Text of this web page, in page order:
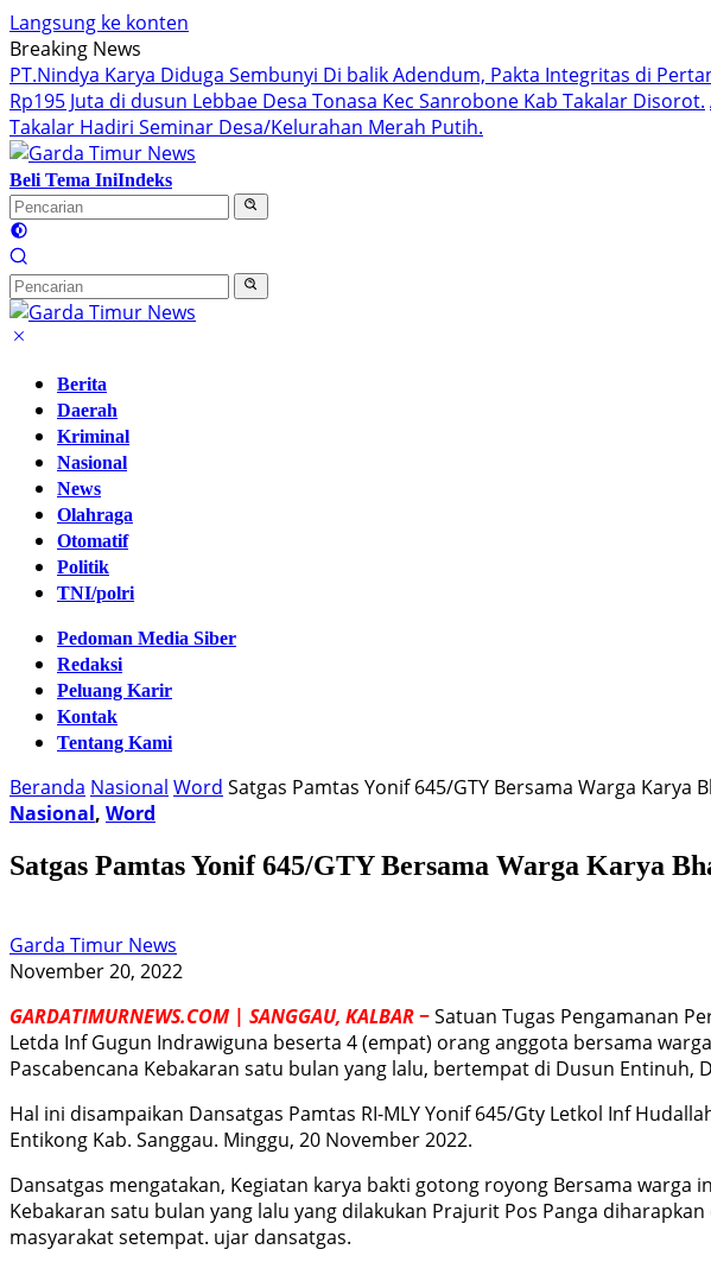
Langsung ke konten
Breaking News
PT.Nindya Karya Diduga Sembunyi Di balik Adendum, Pakta Integritas di
Rp195 Juta di dusun Lebbae Desa Tonasa Kec Sanrobone Kab Takalar Disorot.
Takalar Hadiri Seminar Desa/Kelurahan Merah Putih.
Beli Tema IniIndeks
Berita
Daerah
Kriminal
Nasional
News
Olahraga
Otomatif
Politik
TNI/polri
Pedoman Media Siber
Redaksi
Peluang Karir
Kontak
Tentang Kami
Beranda Nasional Word Satgas Pamtas Yonif 645/GTY Bersama Warga
Nasional, Word
Satgas Pamtas Yonif 645/GTY Bersama Warga Karya
Garda Timur News
November 20, 2022
GARDATIMURNEWS.COM | SANGGAU, KALBAR −Satuan Tugas Pengamanan
Letda Inf Gugun Indrawiguna beserta 4 (empat) orang anggota bersama
Pascabencana Kebakaran satu bulan yang lalu, bertempat di Dusun Entinuh,
Hal ini disampaikan Dansatgas Pamtas RI-MLY Yonif 645/Gty Letkol Inf
Entikong Kab. Sanggau. Minggu, 20 November 2022.
Dansatgas mengatakan, Kegiatan karya bakti gotong royong Bersama
Kebakaran satu bulan yang lalu yang dilakukan Prajurit Pos Panga
masyarakat setempat. ujar dansatgas.